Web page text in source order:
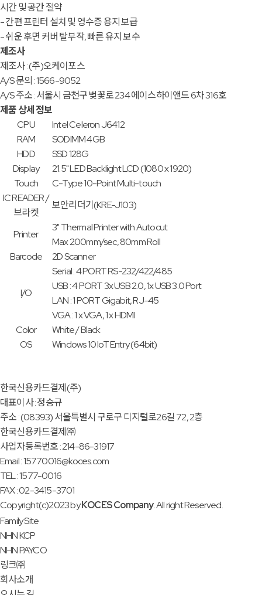
시간 및 공간 절약
- 간편 프린터 설치 및 영수증 용지 보급
- 쉬운 후면 커버 탈부작, 빠른 유지 보수
제조사
제조사 : (주)오케이포스
A/S 문의 : 1566-9052
A/S 주소 : 서울시 금천구 벚꽃로 234 에이스하이앤드 6차 316호
제품 상세 정보
CPU
Intel Celeron J6412
RAM
SODIMM 4GB
HDD
SSD 128G
Display
21.5" LED Backlight LCD (1080 x 1920)
Touch
C-Type 10-Point Multi-touch
IC READER /
브라켓
보안리더기(KRE-J103)
Printer
3" Thermal Printer with Autocut
Max 200mm/sec, 80mm Roll
Barcode
2D Scanner
I/O
Serial : 4 PORT RS-232/422/485
USB : 4 PORT 3x USB 2.0, 1x USB 3.0 Port
LAN : 1 PORT Gigabit, RJ-45
VGA : 1 x VGA, 1 x HDMI
Color
White / Black
OS
Windows 10 IoT Entry (64bit)
한국신용카드결제(주)
대표이사 : 정승규
주소 : (08393) 서울특별시 구로구 디지털로26길 72, 2층
한국신용카드결제㈜
사업자등록번호 : 214-86-31917
Email : 15770016@koces.com
TEL : 1577-0016
FAX : 02-3415-3701
Copyright(c)2023 byKOCES Company. All right Reserved.
Family Site
NHN KCP
NHN PAYCO
링크㈜
회사소개